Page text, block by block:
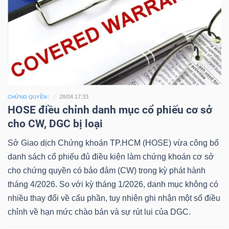
CHỨNG QUYỀN 28/04 17:33
HOSE điều chỉnh danh mục cổ phiếu cơ sở
cho CW, DGC bị loại
Sở Giao dịch Chứng khoán TP.HCM (HOSE) vừa công bố
danh sách cổ phiếu đủ điều kiện làm chứng khoán cơ sở
cho chứng quyền có bảo đảm (CW) trong kỳ phát hành
tháng 4/2026. So với kỳ tháng 1/2026, danh mục không có
nhiều thay đổi về cấu phần, tuy nhiên ghi nhận một số điều
chỉnh về hạn mức chào bán và sự rút lui của DGC.
liệu
tài